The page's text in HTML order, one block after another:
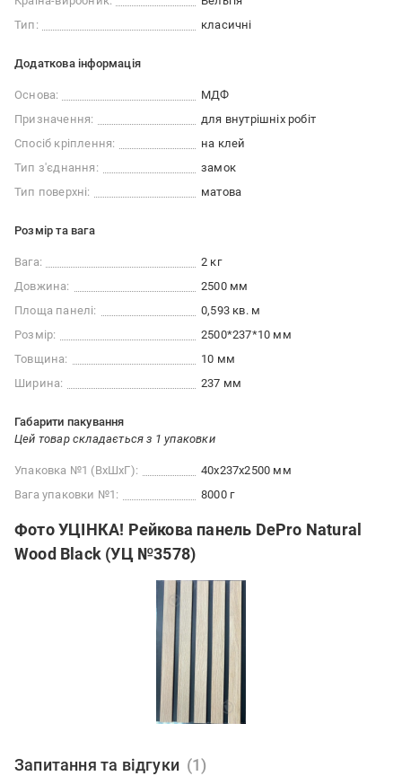
Тип:
класичні
Додаткова інформація
Основа:
МДФ
Призначення:
для внутрішніх робіт
Спосіб кріплення:
на клей
Тип з'єднання:
замок
Тип поверхні:
матова
Розмір та вага
Вага:
2 кг
Довжина:
2500 мм
Площа панелі:
0,593 кв. м
Розмір:
2500*237*10 мм
Товщина:
10 мм
Ширина:
237 мм
Габарити пакування
Цей товар складається з 1 упаковки
Упаковка №1 (ВхШхГ):
40x237x2500 мм
Вага упаковки №1:
8000 г
Фото УЦІНКА! Рейкова панель DePro Natural
Wood Black (УЦ №3578)
Запитання та відгуки